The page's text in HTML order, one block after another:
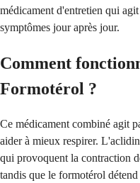
médicament d'entretien qui
symptômes jour après jour.
Comment
Formotérol ?
Ce médicament combiné agit
aider à mieux respirer.
qui provoquent la contraction
tandis que le formotérol